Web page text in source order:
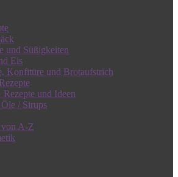
und Süßigkeiten
Eis
Konfitüre und Brotaufstrich
Rezepte und Ideen
/ Sirups
A-Z